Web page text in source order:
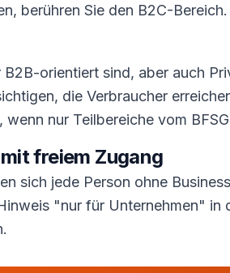
berühren Sie den B2C-Bereich.
orientiert sind, aber auch
die Verbraucher
nur Teilbereiche vom
freiem Zugang
sich jede Person ohne
"nur für Unternehmen" in